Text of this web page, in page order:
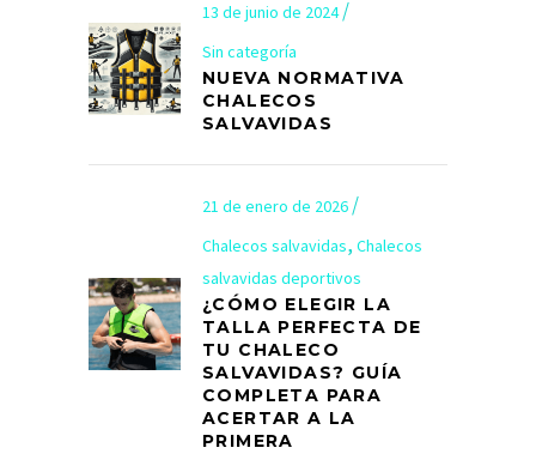
13 de junio de 2024
Sin categoría
NUEVA NORMATIVA
CHALECOS
SALVAVIDAS
21 de enero de 2026
Chalecos salvavidas, Chalecos
salvavidas deportivos
¿CÓMO ELEGIR LA
TALLA PERFECTA DE
TU CHALECO
SALVAVIDAS? GUÍA
COMPLETA PARA
ACERTAR A LA
PRIMERA